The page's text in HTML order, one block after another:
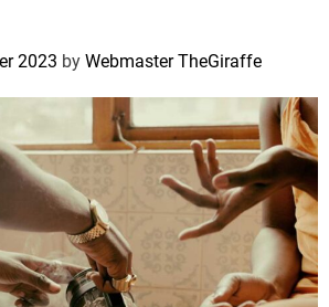
2023 by Webmaster TheGiraffe